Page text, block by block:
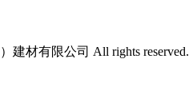
建材有限公司 All rights reserved.